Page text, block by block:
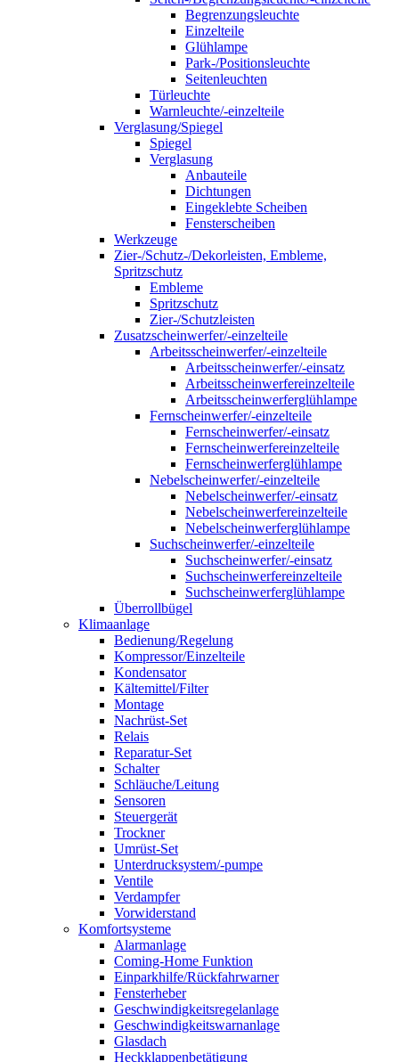
Begrenzungsleuchte
Einzelteile
Glühlampe
Park-/Positionsleuchte
Seitenleuchten
Türleuchte
Warnleuchte/-einzelteile
Verglasung/Spiegel
Spiegel
Verglasung
Anbauteile
Dichtungen
Eingeklebte Scheiben
Fensterscheiben
Werkzeuge
Zier-/Schutz-/Dekorleisten, Embleme,
Spritzschutz
Embleme
Spritzschutz
Zier-/Schutzleisten
Zusatzscheinwerfer/-einzelteile
Arbeitsscheinwerfer/-einzelteile
Arbeitsscheinwerfer/-einsatz
Arbeitsscheinwerfereinzelteile
Arbeitsscheinwerferglühlampe
Fernscheinwerfer/-einzelteile
Fernscheinwerfer/-einsatz
Fernscheinwerfereinzelteile
Fernscheinwerferglühlampe
Nebelscheinwerfer/-einzelteile
Nebelscheinwerfer/-einsatz
Nebelscheinwerfereinzelteile
Nebelscheinwerferglühlampe
Suchscheinwerfer/-einzelteile
Suchscheinwerfer/-einsatz
Suchscheinwerfereinzelteile
Suchscheinwerferglühlampe
Überrollbügel
Klimaanlage
Bedienung/Regelung
Kompressor/Einzelteile
Kondensator
Kältemittel/Filter
Montage
Nachrüst-Set
Relais
Reparatur-Set
Schalter
Schläuche/Leitung
Sensoren
Steuergerät
Trockner
Umrüst-Set
Unterdrucksystem/-pumpe
Ventile
Verdampfer
Vorwiderstand
Komfortsysteme
Alarmanlage
Coming-Home Funktion
Einparkhilfe/Rückfahrwarner
Fensterheber
Geschwindigkeitsregelanlage
Geschwindigkeitswarnanlage
Glasdach
Heckklappenbetätigung